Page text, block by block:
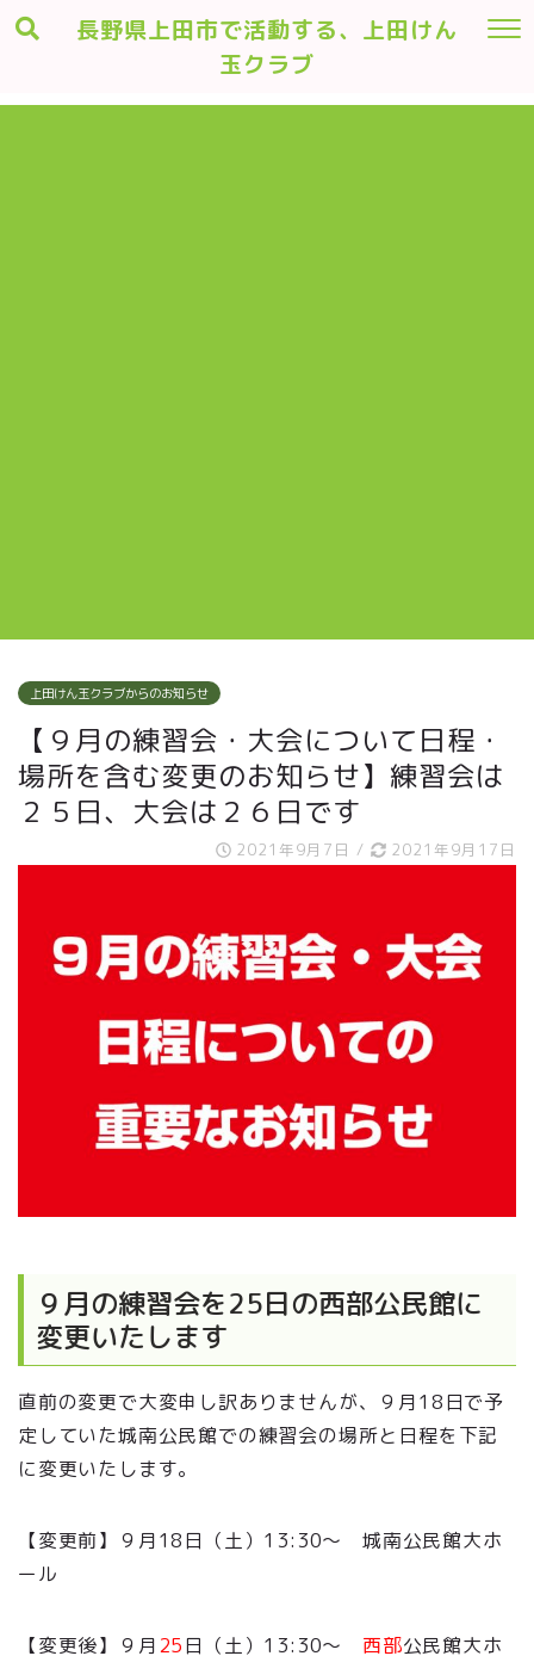
長野県上田市で活動する、上田けん
玉クラブ
上田けん玉クラブからのお知らせ
【９月の練習会・大会について日程・
場所を含む変更のお知らせ】練習会は
２５日、大会は２６日です
2021年9月7日 / 2021年9月17日
９月の練習会を25日の西部公民館に
変更いたします
直前の変更で大変申し訳ありませんが、９月18日で予
定していた城南公民館での練習会の場所と日程を下記
に変更いたします。
【変更前】９月18日（土）13:30～ 城南公民館大ホ
ール
【変更後】９月25日（土）13:30～ 西部公民館大ホ